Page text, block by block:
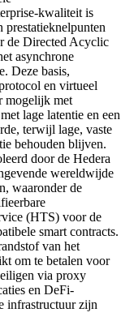
kwaliteit is
prestatieknelpunten
de Directed Acyclic
asynchrone
Deze basis,
en virtueel
mogelijk met
lage latentie en een
terwijl lage, vaste
behouden blijven.
door de Hedera
wereldwijde
waaronder de
(HTS) voor de
smart contracts.
van het
om te betalen voor
via proxy
en DeFi-
infrastructuur zijn